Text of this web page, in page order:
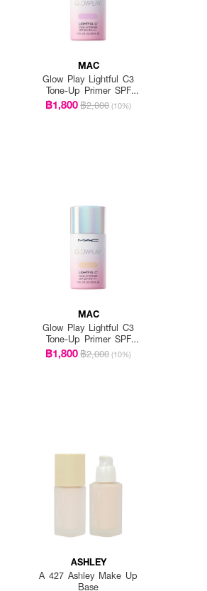
MAC
Glow Play Lightful C3
Tone-Up Primer SPF
50+/PA+++
฿1,800฿2,000 (10%)
MAC
Glow Play Lightful C3
Tone-Up Primer SPF
50+/PA+++
฿1,800฿2,000 (10%)
ASHLEY
A 427 Ashley Make Up
Base